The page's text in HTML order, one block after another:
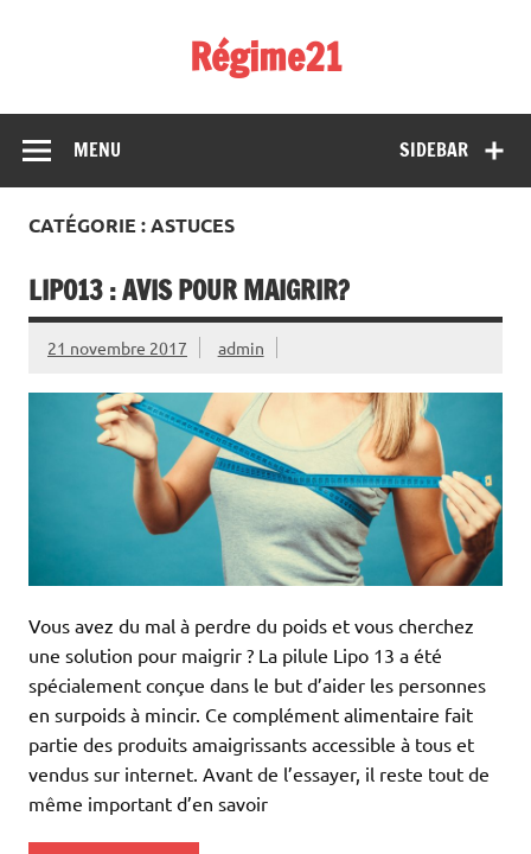
Régime21
SIDEBAR
MENU
CATÉGORIE : ASTUCES
LIPO13 : AVIS POUR MAIGRIR?
21 novembre 2017 admin
Vous avez du mal à perdre du poids et vous cherchez
une solution pour maigrir ? La pilule Lipo 13 a été
spécialement conçue dans le but d’aider les personnes
en surpoids à mincir. Ce complément alimentaire fait
partie des produits amaigrissants accessible à tous et
vendus sur internet. Avant de l’essayer, il reste tout de
même important d’en savoir